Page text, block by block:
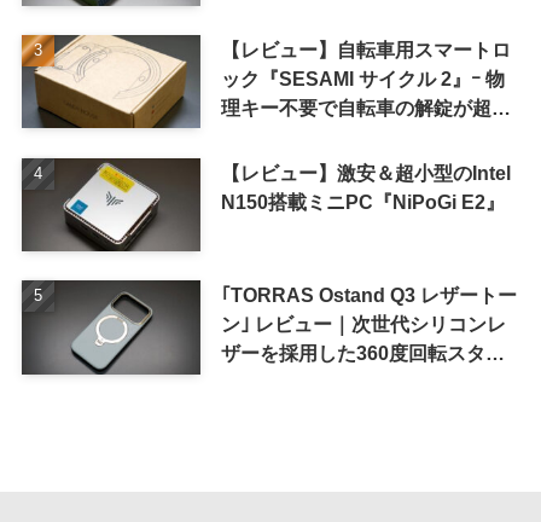
【レビュー】自転車用スマートロ
ック『SESAMI サイクル 2』ｰ 物
理キー不要で自転車の解錠が超簡
【レビュー】激安＆超小型のIntel
N150搭載ミニPC『NiPoGi E2』
｢TORRAS Ostand Q3 レザートー
ン｣ レビュー｜次世代シリコンレ
ザーを採用した360度回転スタン